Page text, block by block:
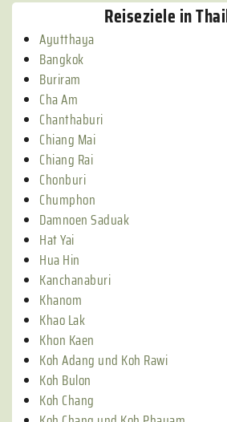
Reiseziele in
Ayutthaya
Bangkok
Buriram
Cha Am
Chanthaburi
Chiang Mai
Chiang Rai
Chonburi
Chumphon
Damnoen Saduak
Hat Yai
Hua Hin
Kanchanaburi
Khanom
Khao Lak
Khon Kaen
Koh Adang und Koh Rawi
Koh Bulon
Koh Chang